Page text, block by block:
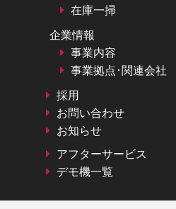
在庫一掃
企業情報
事業内容
事業拠点･関連会社
採用
お問い合わせ
お知らせ
アフターサービス
デモ機一覧